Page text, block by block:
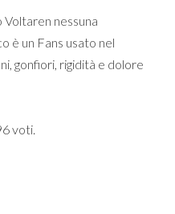
nessuna
è un Fans usato nel
gonfiori, rigidità e dolore
voti.